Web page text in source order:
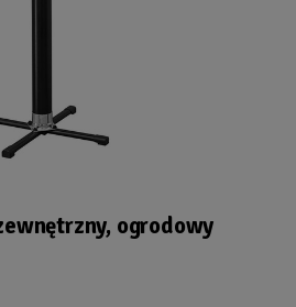
ogrodowy